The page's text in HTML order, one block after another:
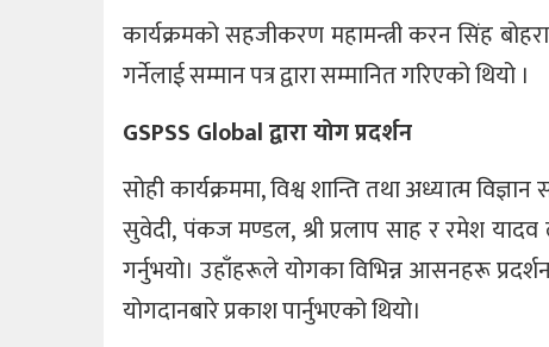
कार्यक्रमको सहजीकरण महामन्त्री करन सिंह
गर्नेलाई सम्मान पत्र द्वारा सम्मानित गरिएको थियो ।
GSPSS Global द्वारा योग प्रदर्शन
सोही कार्यक्रममा, विश्व शान्ति तथा अध्यात्म
सुवेदी, पंकज मण्डल, श्री प्रलाप साह र रमेश
गर्नुभयो। उहाँहरूले योगका विभिन्न आसनहरू
योगदानबारे प्रकाश पार्नुभएको थियो।